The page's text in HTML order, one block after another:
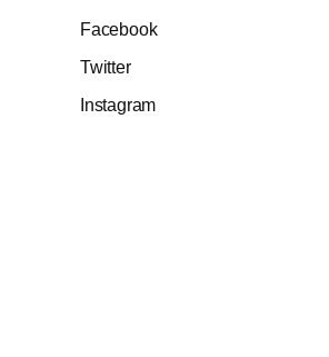
Facebook
Twitter
Instagram